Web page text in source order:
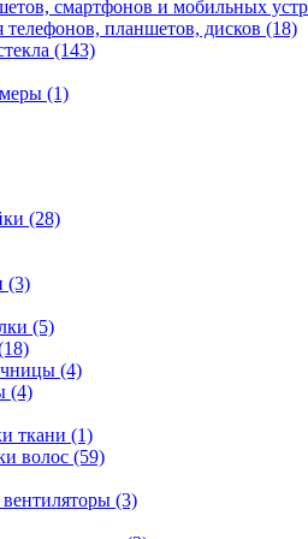
смартфонов и мобильных
планшетов, дисков (18)
(143)
(1)
(28)
(3)
(5)
(4)
(4)
ткани (1)
волос (59)
(3)